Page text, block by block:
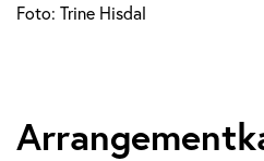
Foto: Trine Hisdal